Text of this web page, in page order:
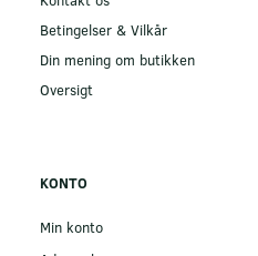
Betingelser & Vilkår
Din mening om butikken
Oversigt
KONTO
Min konto